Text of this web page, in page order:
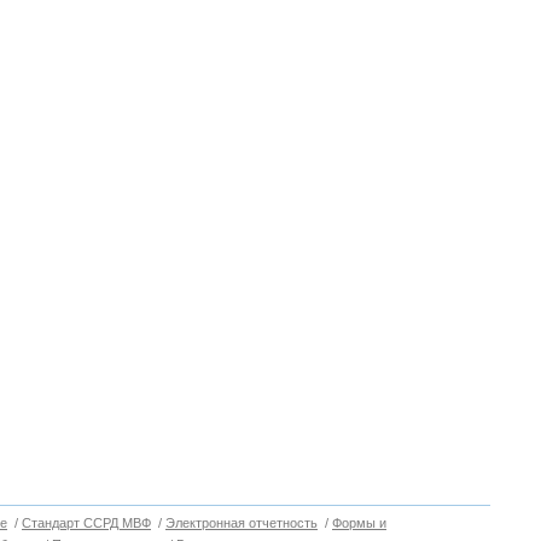
/ Стандарт ССРД МВФ / Электронная отчетность / Формы и